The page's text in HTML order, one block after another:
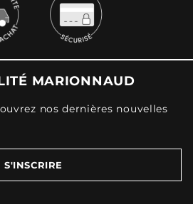
MARIONNAUD
nos dernières nouvelles
S'INSCRIRE